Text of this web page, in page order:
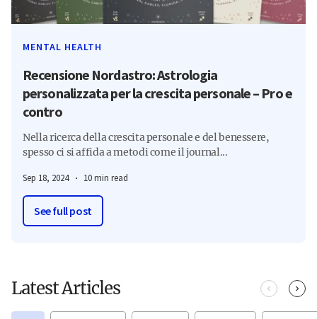
MENTAL HEALTH
Recensione Nordastro: Astrologia
personalizzata per la crescita personale – Pro e
contro
Nella ricerca della crescita personale e del benessere,
spesso ci si affida a metodi come il journal...
Sep 18, 2024 10 min read
See full post
Latest Articles